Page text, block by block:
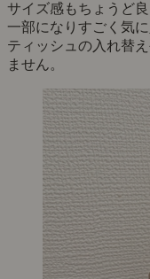
サイズ感もちょうど
一部になりすごく気に
ティッシュの入れ替
ません。